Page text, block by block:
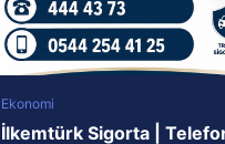
Ekonomi
İlkemtürk Sigorta |